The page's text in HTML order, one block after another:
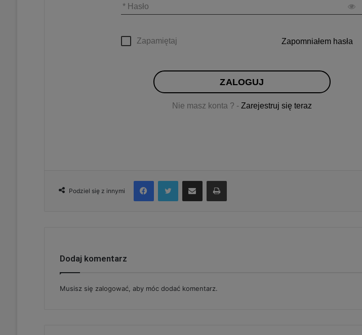
* Hasło
Zapamiętaj
ZALOGUJ
Zapomniałem hasła
Nie masz konta ? - Zarejestruj się teraz
Podziel się z innymi
FacebookTwitter Udostępnij via e-mail Drukuj
Dodaj komentarz
Musisz się zalogować, aby móc dodać komentarz.